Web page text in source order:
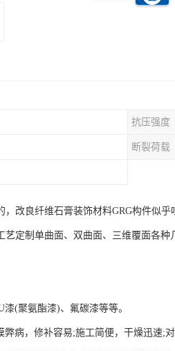
抗压强度
断裂荷载
，改良纤维石膏装饰材料GRG构件似
艺定制单曲面、双曲面、三维覆面各
(聚氨酯漆)、氟碳漆等等。
，修补容易;施工简便，干燥迅速;对